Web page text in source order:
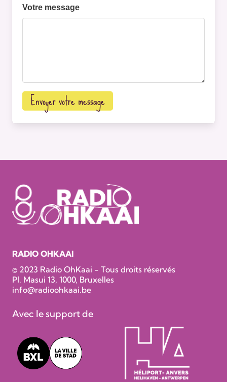
Votre message
Envoyer votre message
RADIO OHKAAI
© 2023 Radio OhKaai - Tous droits réservés
Pl. Masui 13, 1000, Bruxelles
info@radioohkaai.be
Avec le support de